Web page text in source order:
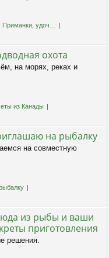
Приманки, удоч…
охота
на морях, реках и
из Канады
на рыбалку
на совместную
из рыбы и ваши
приготовления
решения.